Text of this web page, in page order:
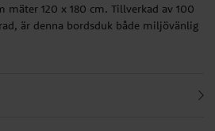
mäter 120 x 180 cm. Tillverkad av 100
är denna bordsduk både miljövänlig